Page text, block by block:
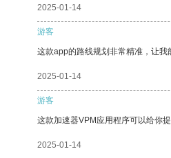
2025-01-14
游客
这款app的路线规划非常精准，让我
2025-01-14
游客
这款加速器VPM应用程序可以给你
2025-01-14